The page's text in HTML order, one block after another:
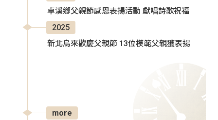
卓溪鄉父親節感恩表揚活動 獻唱詩歌祝福
2025
新北烏來歡慶父親節 13位模範父親獲表揚
more